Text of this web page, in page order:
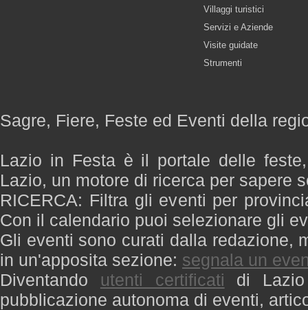
Villaggi turistici
Servizi e Aziende
Visite guidate
Strumenti
Sagre, Fiere, Feste ed Eventi della
Lazio in Festa è il portale delle
Lazio, un motore di ricerca per sapere
RICERCA: Filtra gli eventi per
Con il calendario puoi selezionare gli
Gli eventi sono curati dalla redazione,
in un'apposita sezione: segnala un
Diventando utenti certificati di
pubblicazione autonoma di eventi,